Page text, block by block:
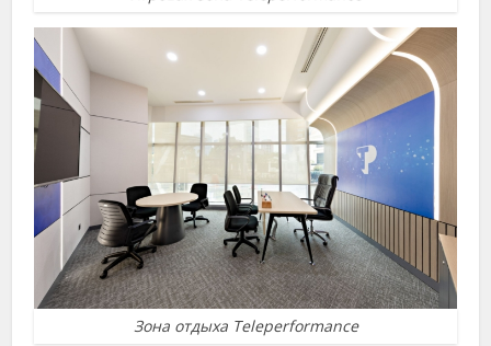
Зона отдыха Teleperformance